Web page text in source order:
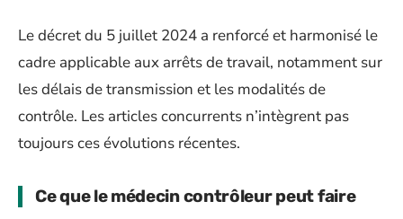
Le décret du 5 juillet 2024 a renforcé et harmonisé le
cadre applicable aux arrêts de travail, notamment sur
les délais de transmission et les modalités de
contrôle. Les articles concurrents n’intègrent pas
toujours ces évolutions récentes.
Ce que le médecin contrôleur peut faire